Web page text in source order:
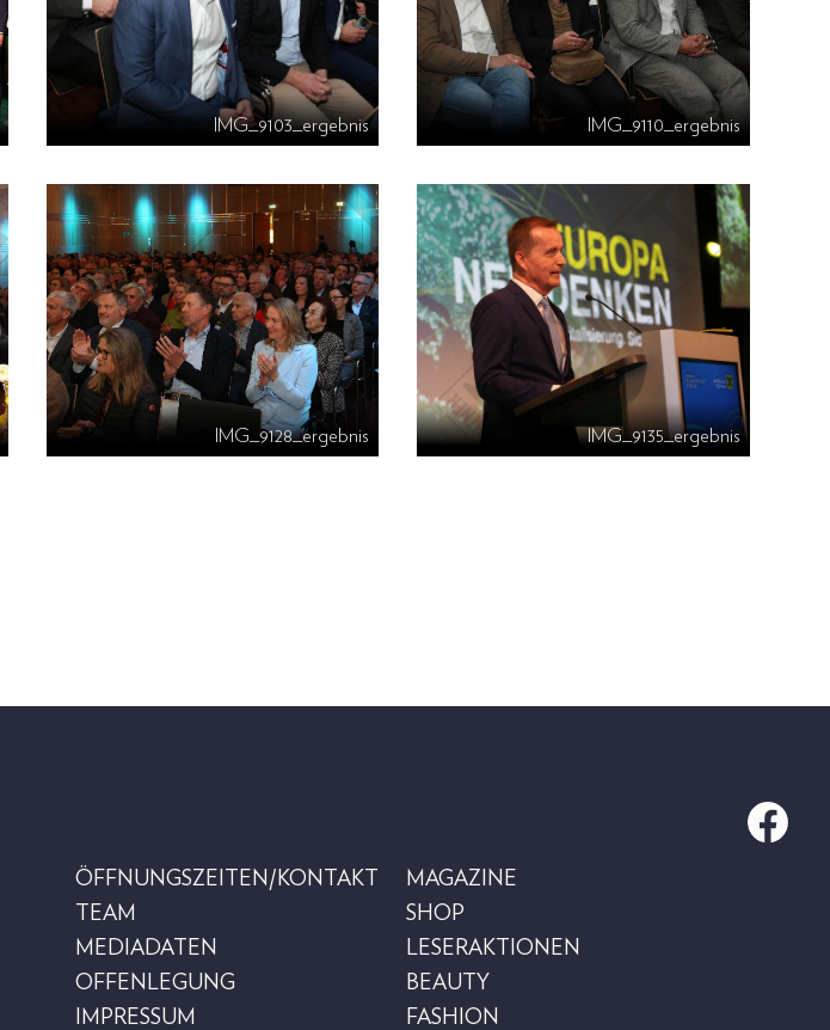
IMG_9103_ergebnis IMG_9110_ergebnis
IMG_9128_ergebnis IMG_9135_ergebnis
ÖFFNUNGSZEITEN/KONTAKT
TEAM
MEDIADATEN
OFFENLEGUNG
IMPRESSUM
MAGAZINE
SHOP
LESERAKTIONEN
BEAUTY
FASHION